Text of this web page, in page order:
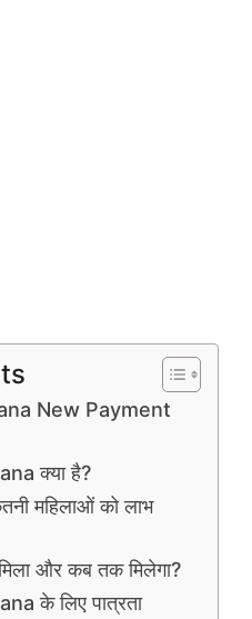
New Payment
क्या है?
महिलाओं को लाभ
और कब तक मिलेगा?
के लिए पात्रता